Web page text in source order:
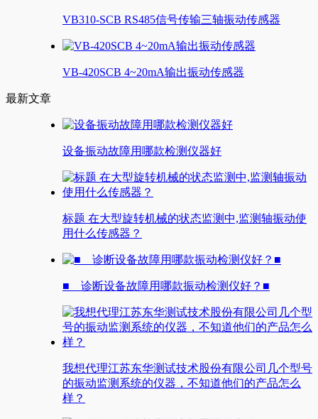
VB310-SCB RS485信号传输三轴振动传感器
VB-420SCB 4~20mA输出振动传感器
最新文章
设备振动故障用哪款检测仪器好
标题 在大型旋转机械的状态监测中,监测轴振动使
用什么传感器？
■ 诊断设备故障用哪款振动检测仪好？■
我想代理江苏东华测试技术股份有限公司几个型号
的振动监测系统的仪器，不知道他们的产品怎么
样？